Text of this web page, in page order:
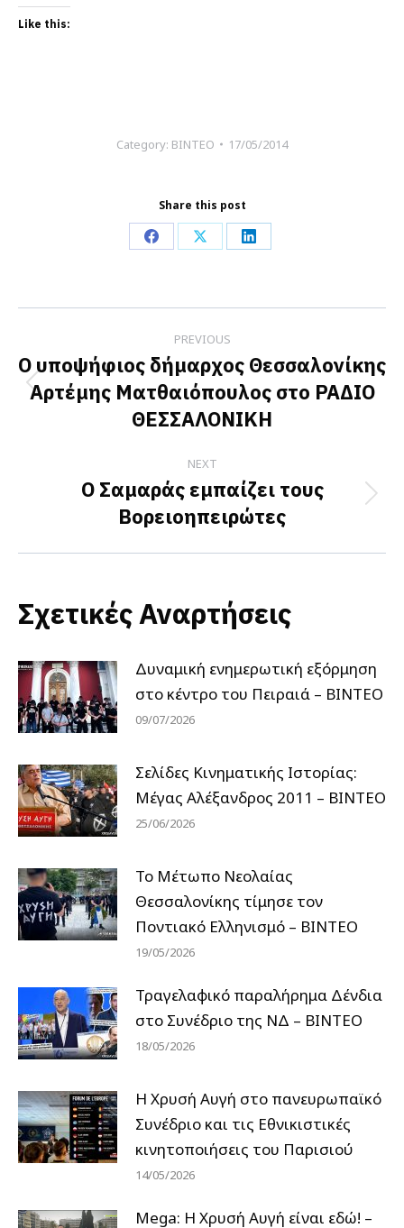
Like this:
Category: ΒΙΝΤΕΟ 17/05/2014
Share this post
Share
Facebook
Share
X
Share
LinkedIn
navigation
PREVIOUS
Previous
post:
Ο υποψήφιος δήμαρχος Θεσσαλονίκης
Αρτέμης Ματθαιόπουλος στο ΡΑΔΙΟ
ΘΕΣΣΑΛΟΝΙΚΗ
NEXT
Next
post:
Ο Σαμαράς εμπαίζει τους
Βορειοηπειρώτες
Σχετικές Αναρτήσεις
Δυναμική ενημερωτική εξόρμηση
στο κέντρο του Πειραιά – ΒΙΝΤΕΟ
09/07/2026
Σελίδες Κινηματικής Ιστορίας:
Μέγας Αλέξανδρος 2011 – ΒΙΝΤΕΟ
25/06/2026
Το Μέτωπο Νεολαίας
Θεσσαλονίκης τίμησε τον
Ποντιακό Ελληνισμό – ΒΙΝΤΕΟ
19/05/2026
Τραγελαφικό παραλήρημα Δένδια
στο Συνέδριο της ΝΔ – ΒΙΝΤΕΟ
18/05/2026
Η Χρυσή Αυγή στο πανευρωπαϊκό
Συνέδριο και τις Εθνικιστικές
κινητοποιήσεις του Παρισιού
14/05/2026
Mega: Η Χρυσή Αυγή είναι εδώ! –